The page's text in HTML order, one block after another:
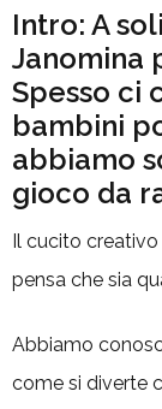
Intro: A
Janomina
Spesso ci
bambini
abbiamo
gioco da
Il cucito creativo
pensa che sia
Abbiamo
come si diverte